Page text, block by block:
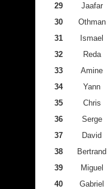
29
Jaafar
30
Othman
31
Ismael
32
Reda
33
Amine
34
Yann
35
Chris
36
Serge
37
David
38
Bertrand
39
Miguel
40
Gabriel